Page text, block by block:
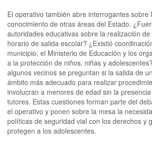
El operativo también abre interrogantes sobre
conocimiento de otras áreas del Estado.
autoridades educativas sobre la realización
horario de salida escolar? ¿Existió
municipio, el Ministerio de Educación y los
a la protección de niños, niñas y
algunos vecinos se preguntan si la salida de
ámbito más adecuado para realizar
involucran a menores de edad sin la
tutores. Estas cuestiones forman parte del
el operativo y ponen sobre la mesa la
políticas de seguridad vial con los derechos y
protegen a los adolescentes.